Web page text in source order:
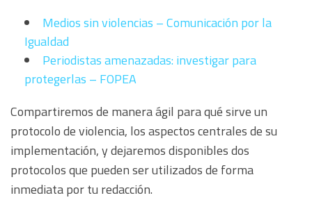
Medios sin violencias – Comunicación por la
Igualdad
Periodistas amenazadas: investigar para
protegerlas – FOPEA
Compartiremos de manera ágil para qué sirve un
protocolo de violencia, los aspectos centrales de su
implementación, y dejaremos disponibles dos
protocolos que pueden ser utilizados de forma
inmediata por tu redacción.